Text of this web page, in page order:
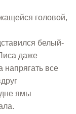
головой,
белый-
даже
напрягать все
ямы